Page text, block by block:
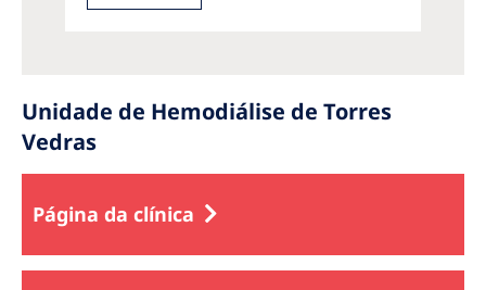
Unidade de Hemodiálise de Torres
Vedras
Página da clínica